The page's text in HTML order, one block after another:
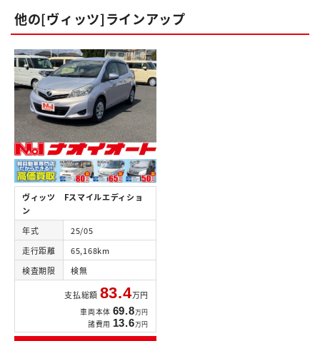
他の[ヴィッツ]ラインアップ
ヴィッツ Fスマイルエディショ
ン
年式
25/05
走行距離
65,168km
検査期限
検無
支払総額 83.4万円
車両本体 69.8万円
諸費用 13.6万円